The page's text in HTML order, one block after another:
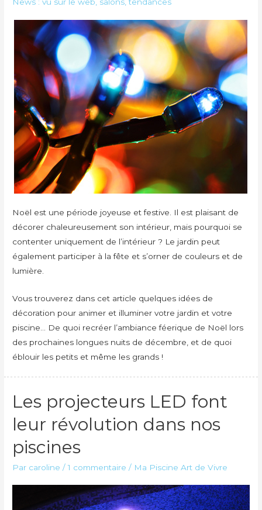
Noël est une période joyeuse et festive. Il est plaisant de
décorer chaleureusement son intérieur, mais pourquoi se
contenter uniquement de l’intérieur ? Le jardin peut
également participer à la fête et s’orner de couleurs et de
lumière.
Vous trouverez dans cet article quelques idées de
décoration pour animer et illuminer votre jardin et votre
piscine… De quoi recréer l’ambiance féerique de Noël lors
des prochaines longues nuits de décembre, et de quoi
éblouir les petits et même les grands !
Les projecteurs LED font
leur révolution dans nos
piscines
Par caroline /1 commentaire / Ma Piscine Art de Vivre